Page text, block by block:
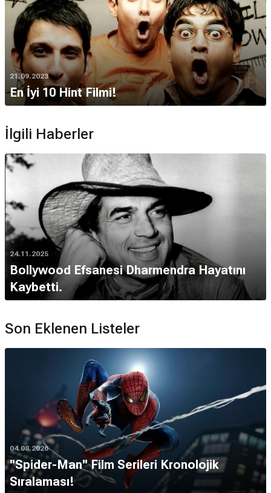
21.09.2023
En İyi 10 Hint Filmi!
İlgili Haberler
24.11.2025
Bollywood Efsanesi Dharmendra Hayatını
Kaybetti.
Son Eklenen Listeler
04.08.2026
''Spider-Man'' Film Serileri Kronolojik
Sıralaması!